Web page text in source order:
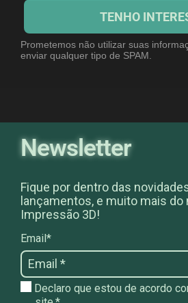
TENHO
Prometemos não utilizar suas
enviar qualquer tipo de SPAM.
Newsletter
Fique por dentro das
lançamentos, e muito mais do
Impressão 3D!
Email*
Declaro que estou de acordo